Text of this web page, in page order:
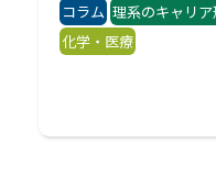
コラム 理系のキャリ
化学・医療